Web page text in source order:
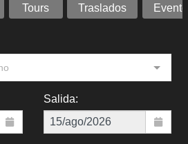
Tours Traslados
Salida: